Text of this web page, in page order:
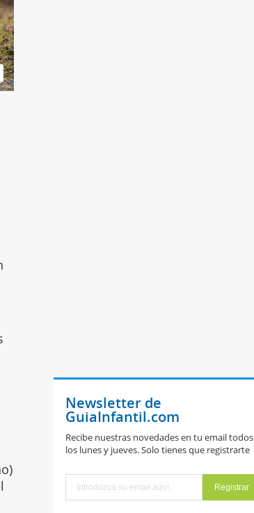
Newsletter de
GuiaInfantil.com
Recibe nuestras novedades en tu email todos
los lunes y jueves. Solo tienes que registrarte